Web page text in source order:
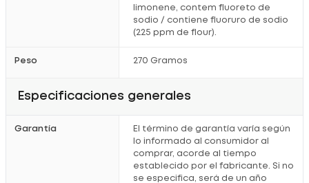
limonene, contem fluoreto de
sodio / contiene fluoruro de sodio
(225 ppm de flour).
Peso 270 Gramos
Especificaciones generales
Garantía
El término de garantía varía según
lo informado al consumidor al
comprar, acorde al tiempo
establecido por el fabricante. Si no
se especifica, será de un año